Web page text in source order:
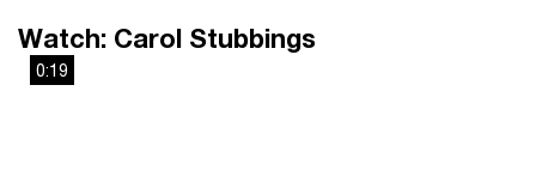
Watch: Carol Stubbings
0:19